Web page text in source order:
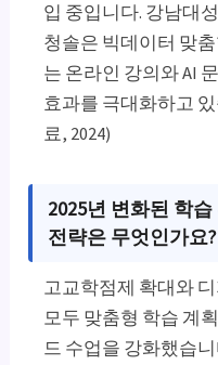
입 중입니다. 강남대
청솔은 빅데이터 맞
는 온라인 강의와 AI
효과를 극대화하고
료, 2024)
2025년 변화된 학
전략은 무엇인가요?
고교학점제 확대와
모두 맞춤형 학습 계
드 수업을 강화했습